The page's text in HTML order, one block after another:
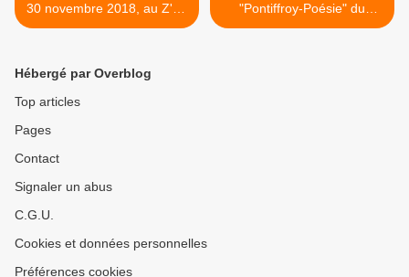
30 novembre 2018, au Z'art
be à Woippy, chez Dom
à Daniel Laumesfeld'' avec
le groupe Manijo
"Pontiffroy-Poésie" du
samedi 8 décembre 2018 à
Hébergé par Overblog
Top articles
Pages
Contact
Signaler un abus
C.G.U.
Cookies et données personnelles
Préférences cookies